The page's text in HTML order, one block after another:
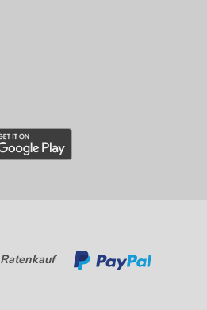
Ratenkauf